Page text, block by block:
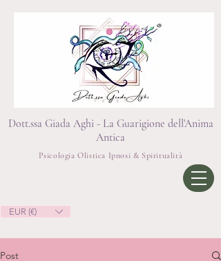
Dott.ssa Giada Aghi - La Guarigione dell'Anima
Antica
Psicologia Olistica Ipnosi & Spiritualità
EUR (€)
Post